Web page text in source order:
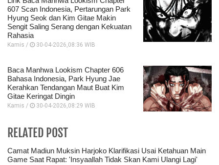
607 Scan Indonesia, Pertarungan Park
Hyung Seok dan Kim Gitae Makin
Sengit Saling Serang dengan Kekuatan
Rahasia
Kamis / 30-04-2026,08:36 WIB
Baca Manhwa Lookism Chapter 606
Bahasa Indonesia, Park Hyung Jae
Kerahkan Tendangan Maut Buat Kim
Gitae Keringat Dingin
Kamis / 30-04-2026,08:29 WIB
RELATED POST
Camat Madiun Muksin Harjoko Klarifikasi Usai Ketahuan Main
Game Saat Rapat: 'Insyaallah Tidak Skan Kami Ulangi Lagi'